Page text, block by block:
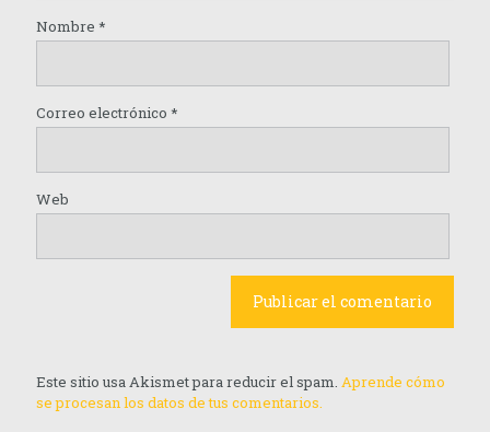
Nombre *
Correo electrónico *
Web
Este sitio usa Akismet para reducir el spam. Aprende cómo
se procesan los datos de tus comentarios.